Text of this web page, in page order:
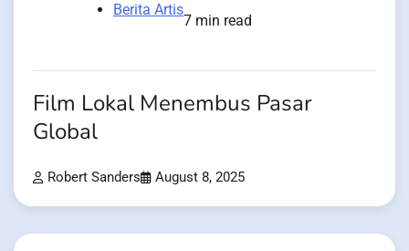
Berita Artis
7 min read
Film Lokal Menembus Pasar
Global
Robert Sanders August 8, 2025